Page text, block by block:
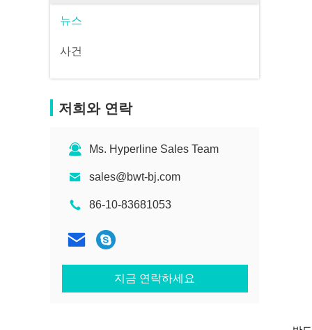
뉴스
사건
저희와 연락
Ms. Hyperline Sales Team
sales@bwt-bj.com
86-10-83681053
지금 연락하세요